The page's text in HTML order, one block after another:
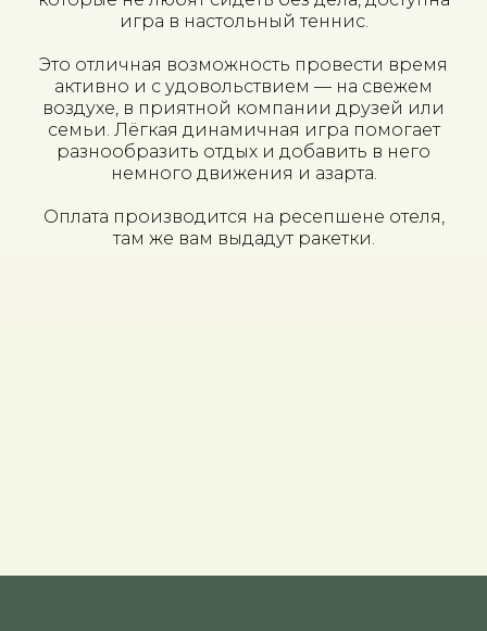
игра в настольный теннис.
Это отличная возможность провести время
активно и с удовольствием — на свежем
воздухе, в приятной компании друзей или
семьи. Лёгкая динамичная игра помогает
разнообразить отдых и добавить в него
немного движения и азарта.
Оплата производится на ресепшене отеля,
там же вам выдадут ракетки.